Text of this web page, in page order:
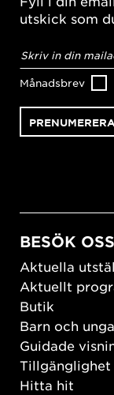
utskick som
postadress*
Månadsbrev
BESÖK OSS
Aktuella
Aktuellt
Butik
Barn och unga
Guidade
Tillgänglighet
Hitta hit